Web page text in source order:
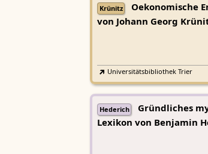
Krünitz
Oekonomische
von Johann Georg
Universitätsbibliothek Trier
Hederich
Gründliches
Lexikon von Benjamin